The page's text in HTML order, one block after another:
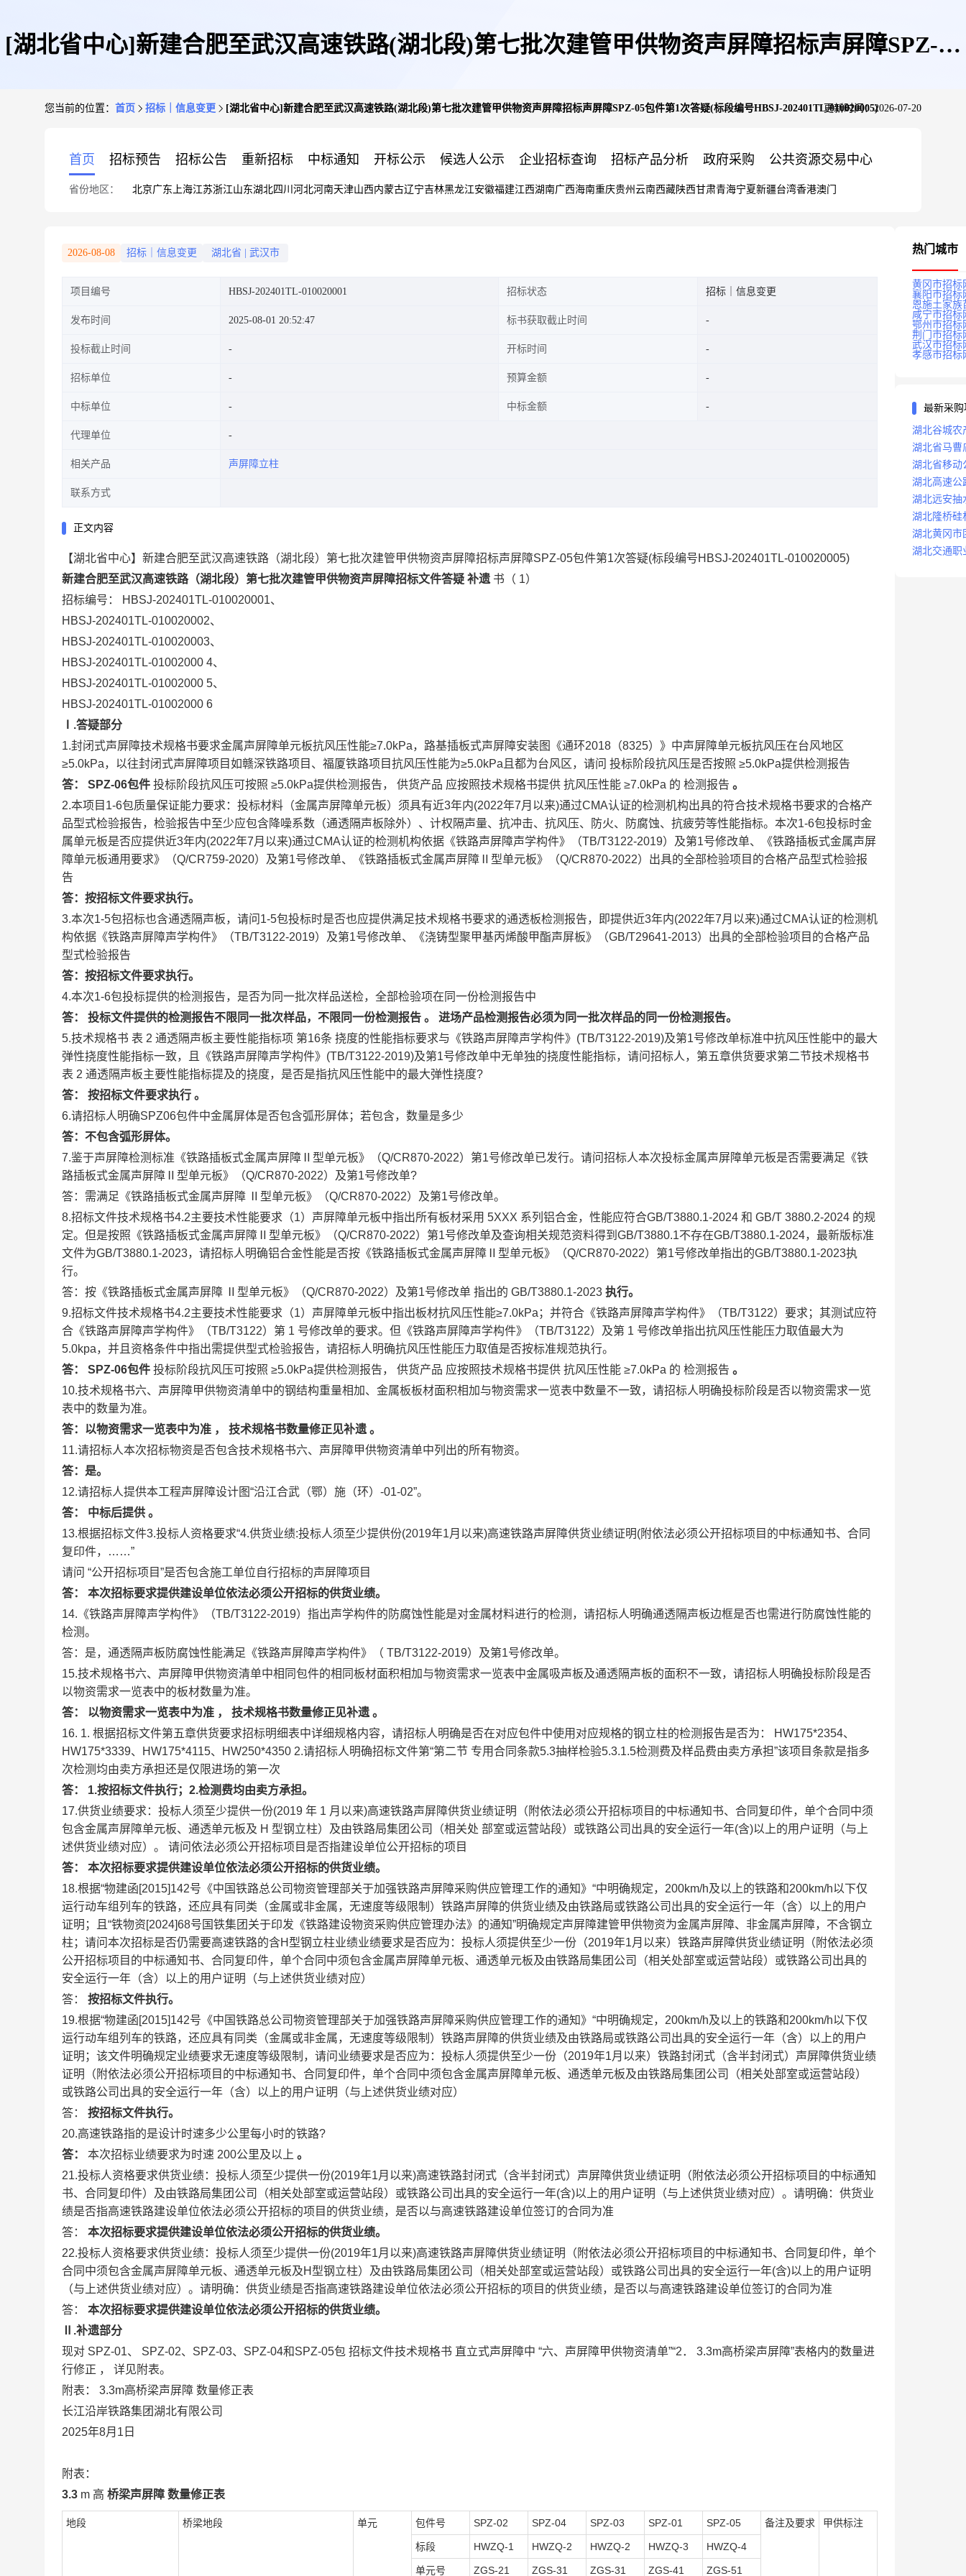
[湖北省中心]新建合肥至武汉高速铁路(湖北段)第七批次建管甲供物资声屏障招标声屏障SPZ-05
您当前的位置： 首页 招标｜信息变更 [湖北省中心]新建合肥至武汉高速铁路(湖北段)第七批次建管甲供物资声屏障招标声屏障SPZ-05包件第1次答疑(标段编号HBSJ-202401TL-010020005)
更新时间：2026-07-20
首页 招标预告 招标公告 重新招标 中标通知 开标公示 候选人公示 企业招标查询 招标产品分析 政府采购 公共资源交易中心
省份地区： 北京广东 上海江苏浙江山东湖北四川 河北河南天津山西内蒙古辽宁吉林黑龙江安徽福建江西湖南广西海南重庆贵州 云南西藏陕西甘肃青海宁夏新疆台湾香港澳门
2026-08-08 招标｜信息变更 湖北省 武汉市
项目编号 HBSJ-202401TL-010020001 招标状态 招标｜信息变更
发布时间 2025-08-01 20:52:47 标书获取截止时间
投标截止时间 开标时间
招标单位 预算金额
中标单位 中标金额
代理单位
相关产品 声屏障立柱
联系方式
正文内容
【湖北省中心】新建合肥至武汉高速铁路（湖北段）第七批次建管甲供物资声屏障招标声屏障SPZ-05包件第1次答疑(标段编号HBSJ-202401TL-010020005)
新建合肥至武汉高速铁路（湖北段）第七批次建管甲供物资声屏障招标文件答疑 补遗 书（ 1）
招标编号：
HBSJ-202401TL-010020001、
HBSJ-202401TL-010020002、
HBSJ-202401TL-010020003、
HBSJ-202401TL-01002000 4、
HBSJ-202401TL-01002000 5、
HBSJ-202401TL-01002000 6
Ⅰ.答疑部分
1.封闭式声屏障技术规格书要求金属声屏障单元板抗风压性能≥7.0kPa，路基插板式声屏障安装图《通环2018（8325）》中声屏障单元板抗风压在台风地区
≥5.0kPa，以往封闭式声屏障项目如赣深铁路项目、福厦铁路项目抗风压性能为≥5.0kPa且都为台风区，请问 投标阶段抗风压是否按照 ≥5.0kPa提供检测报告
答： SPZ-06包件 投标阶段抗风压可按照 ≥5.0kPa提供检测报告， 供货产品 应按照技术规格书提供 抗风压性能 ≥7.0kPa 的 检测报告 。
2.本项目1-6包质量保证能力要求：投标材料（金属声屏障单元板）须具有近3年内(2022年7月以来)通过CMA认证的检测机构出具的符合技术规格书要求的合格产
品型式检验报告，检验报告中至少应包含降噪系数（通透隔声板除外）、计权隔声量、抗冲击、抗风压、防火、防腐蚀、抗疲劳等性能指标。本次1-6包投标时金
属单元板是否应提供近3年内(2022年7月以来)通过CMA认证的检测机构依据《铁路声屏障声学构件》（TB/T3122-2019）及第1号修改单、《铁路插板式金属声屏
障单元板通用要求》（Q/CR759-2020）及第1号修改单、《铁路插板式金属声屏障Ⅱ型单元板》（Q/CR870-2022）出具的全部检验项目的合格产品型式检验报
告
答：按招标文件要求执行。
3.本次1-5包招标也含通透隔声板，请问1-5包投标时是否也应提供满足技术规格书要求的通透板检测报告，即提供近3年内(2022年7月以来)通过CMA认证的检测机
构依据《铁路声屏障声学构件》（TB/T3122-2019）及第1号修改单、《浇铸型聚甲基丙烯酸甲酯声屏板》（GB/T29641-2013）出具的全部检验项目的合格产品
型式检验报告
答：按招标文件要求执行。
4.本次1-6包投标提供的检测报告，是否为同一批次样品送检，全部检验项在同一份检测报告中
答： 投标文件提供的检测报告不限同一批次样品，不限同一份检测报告 。 进场产品检测报告必须为同一批次样品的同一份检测报告。
5.技术规格书 表 2 通透隔声板主要性能指标项 第16条 挠度的性能指标要求与《铁路声屏障声学构件》(TB/T3122-2019)及第1号修改单标准中抗风压性能中的最大
弹性挠度性能指标一致，且《铁路声屏障声学构件》(TB/T3122-2019)及第1号修改单中无单独的挠度性能指标，请问招标人，第五章供货要求第二节技术规格书
表 2 通透隔声板主要性能指标提及的挠度，是否是指抗风压性能中的最大弹性挠度?
答： 按招标文件要求执行 。
6.请招标人明确SPZ06包件中金属屏体是否包含弧形屏体；若包含，数量是多少
答：不包含弧形屏体。
7.鉴于声屏障检测标准《铁路插板式金属声屏障Ⅱ型单元板》（Q/CR870-2022）第1号修改单已发行。请问招标人本次投标金属声屏障单元板是否需要满足《铁
路插板式金属声屏障Ⅱ型单元板》（Q/CR870-2022）及第1号修改单?
答：需满足《铁路插板式金属声屏障
Ⅱ型单元板》（Q/CR870-2022）及第1号修改单。
8.招标文件技术规格书4.2主要技术性能要求（1）声屏障单元板中指出所有板材采用 5XXX 系列铝合金，性能应符合GB/T3880.1-2024 和 GB/T 3880.2-2024 的规
定。但是按照《铁路插板式金属声屏障Ⅱ型单元板》（Q/CR870-2022）第1号修改单及查询相关规范资料得到GB/T3880.1不存在GB/T3880.1-2024，最新版标准
文件为GB/T3880.1-2023，请招标人明确铝合金性能是否按《铁路插板式金属声屏障Ⅱ型单元板》（Q/CR870-2022）第1号修改单指出的GB/T3880.1-2023执
行。
答：按《铁路插板式金属声屏障
Ⅱ型单元板》（Q/CR870-2022）及第1号修改单 指出的 GB/T3880.1-2023 执行。
9.招标文件技术规格书4.2主要技术性能要求（1）声屏障单元板中指出板材抗风压性能≥7.0kPa；并符合《铁路声屏障声学构件》（TB/T3122）要求；其测试应符
合《铁路声屏障声学构件》（TB/T3122）第 1 号修改单的要求。但《铁路声屏障声学构件》（TB/T3122）及第 1 号修改单指出抗风压性能压力取值最大为
5.0kpa，并且资格条件中指出需提供型式检验报告，请招标人明确抗风压性能压力取值是否按标准规范执行。
答： SPZ-06包件 投标阶段抗风压可按照 ≥5.0kPa提供检测报告， 供货产品 应按照技术规格书提供 抗风压性能 ≥7.0kPa 的 检测报告 。
10.技术规格书六、声屏障甲供物资清单中的钢结构重量相加、金属板板材面积相加与物资需求一览表中数量不一致，请招标人明确投标阶段是否以物资需求一览
表中的数量为准。
答：以物资需求一览表中为准 ， 技术规格书数量修正见补遗 。
11.请招标人本次招标物资是否包含技术规格书六、声屏障甲供物资清单中列出的所有物资。
答：是。
12.请招标人提供本工程声屏障设计图“沿江合武（鄂）施（环）-01-02”。
答： 中标后提供 。
13.根据招标文件3.投标人资格要求“4.供货业绩:投标人须至少提供份(2019年1月以来)高速铁路声屏障供货业绩证明(附依法必须公开招标项目的中标通知书、合同
复印件，……”
请问 “公开招标项目”是否包含施工单位自行招标的声屏障项目
答： 本次招标要求提供建设单位依法必须公开招标的供货业绩。
14.《铁路声屏障声学构件》（TB/T3122-2019）指出声学构件的防腐蚀性能是对金属材料进行的检测，请招标人明确通透隔声板边框是否也需进行防腐蚀性能的
检测。
答：是，通透隔声板防腐蚀性能满足《铁路声屏障声学构件》（ TB/T3122-2019）及第1号修改单。
15.技术规格书六、声屏障甲供物资清单中相同包件的相同板材面积相加与物资需求一览表中金属吸声板及通透隔声板的面积不一致，请招标人明确投标阶段是否
以物资需求一览表中的板材数量为准。
答： 以物资需求一览表中为准 ， 技术规格书数量修正见补遗 。
16. 1. 根据招标文件第五章供货要求招标明细表中详细规格内容，请招标人明确是否在对应包件中使用对应规格的钢立柱的检测报告是否为：
HW175*2354、
HW175*3339、HW175*4115、HW250*4350 2.请招标人明确招标文件第“第二节 专用合同条款5.3抽样检验5.3.1.5检测费及样品费由卖方承担”该项目条款是指多
次检测均由卖方承担还是仅限进场的第一次
答： 1.按招标文件执行；2.检测费均由卖方承担。
17.供货业绩要求：投标人须至少提供一份(2019 年 1 月以来)高速铁路声屏障供货业绩证明（附依法必须公开招标项目的中标通知书、合同复印件，单个合同中须
包含金属声屏障单元板、通透单元板及 H 型钢立柱）及由铁路局集团公司（相关处 部室或运营站段）或铁路公司出具的安全运行一年(含)以上的用户证明（与上
述供货业绩对应）。 请问依法必须公开招标项目是否指建设单位公开招标的项目
答： 本次招标要求提供建设单位依法必须公开招标的供货业绩。
18.根据“物建函[2015]142号《中国铁路总公司物资管理部关于加强铁路声屏障采购供应管理工作的通知》“中明确规定，200km/h及以上的铁路和200km/h以下仅
运行动车组列车的铁路，还应具有同类（金属或非金属，无速度等级限制）铁路声屏障的供货业绩及由铁路局或铁路公司出具的安全运行一年（含）以上的用户
证明；且“铁物资[2024]68号国铁集团关于印发《铁路建设物资采购供应管理办法》的通知”明确规定声屏障建管甲供物资为金属声屏障、非金属声屏障，不含钢立
柱；请问本次招标是否仍需要高速铁路的含H型钢立柱业绩业绩要求是否应为：投标人须提供至少一份（2019年1月以来）铁路声屏障供货业绩证明（附依法必须
公开招标项目的中标通知书、合同复印件，单个合同中须包含金属声屏障单元板、通透单元板及由铁路局集团公司（相关处部室或运营站段）或铁路公司出具的
安全运行一年（含）以上的用户证明（与上述供货业绩对应）
答： 按招标文件执行。
19.根据“物建函[2015]142号《中国铁路总公司物资管理部关于加强铁路声屏障采购供应管理工作的通知》“中明确规定，200km/h及以上的铁路和200km/h以下仅
运行动车组列车的铁路，还应具有同类（金属或非金属，无速度等级限制）铁路声屏障的供货业绩及由铁路局或铁路公司出具的安全运行一年（含）以上的用户
证明；该文件明确规定业绩要求无速度等级限制，请问业绩要求是否应为：投标人须提供至少一份（2019年1月以来）铁路封闭式（含半封闭式）声屏障供货业绩
证明（附依法必须公开招标项目的中标通知书、合同复印件，单个合同中须包含金属声屏障单元板、通透单元板及由铁路局集团公司（相关处部室或运营站段）
或铁路公司出具的安全运行一年（含）以上的用户证明（与上述供货业绩对应）
答： 按招标文件执行。
20.高速铁路指的是设计时速多少公里每小时的铁路?
答： 本次招标业绩要求为时速 200公里及以上 。
21.投标人资格要求供货业绩：投标人须至少提供一份(2019年1月以来)高速铁路封闭式（含半封闭式）声屏障供货业绩证明（附依法必须公开招标项目的中标通知
书、合同复印件）及由铁路局集团公司（相关处部室或运营站段）或铁路公司出具的安全运行一年(含)以上的用户证明（与上述供货业绩对应）。请明确：供货业
绩是否指高速铁路建设单位依法必须公开招标的项目的供货业绩，是否以与高速铁路建设单位签订的合同为准
答： 本次招标要求提供建设单位依法必须公开招标的供货业绩。
22.投标人资格要求供货业绩：投标人须至少提供一份(2019年1月以来)高速铁路声屏障供货业绩证明（附依法必须公开招标项目的中标通知书、合同复印件，单个
合同中须包含金属声屏障单元板、通透单元板及H型钢立柱）及由铁路局集团公司（相关处部室或运营站段）或铁路公司出具的安全运行一年(含)以上的用户证明
（与上述供货业绩对应）。请明确：供货业绩是否指高速铁路建设单位依法必须公开招标的项目的供货业绩，是否以与高速铁路建设单位签订的合同为准
答： 本次招标要求提供建设单位依法必须公开招标的供货业绩。
Ⅱ.补遗部分
现对 SPZ-01、 SPZ-02、SPZ-03、SPZ-04和SPZ-05包 招标文件技术规格书 直立式声屏障中 “六、声屏障甲供物资清单”“2． 3.3m高桥梁声屏障”表格内的数量进
行修正 ， 详见附表。
附表： 3.3m高桥梁声屏障 数量修正表
长江沿岸铁路集团湖北有限公司
2025年8月1日
附表：
3.3 m 高 桥梁声屏障 数量修正表
地段 桥梁地段 单元 包件号 SPZ-02 SPZ-04 SPZ-03 SPZ-01 SPZ-05 备注及要求 甲供标注
标段 HWZQ-1 HWZQ-2 HWZQ-2 HWZQ-3 HWZQ-4
单元号 ZGS-21 ZGS-31 ZGS-31 ZGS-41 ZGS-51
热门城市
黄冈市招标
襄阳市招标
恩施土家族
咸宁市招标
鄂州市招标
荆门市招标
武汉市招标
孝感市招标
最新采购
湖北谷城农
湖北省马曹
湖北省移动
湖北高速公
湖北远安抽
湖北隆桥硅
湖北黄冈市
湖北交通职